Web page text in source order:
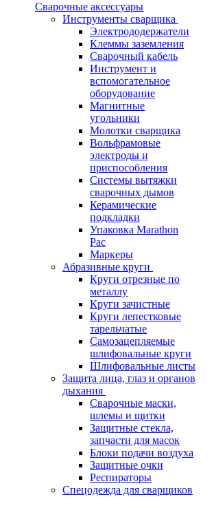
Сварочные аксессуары
Инструменты сварщика
Электрододержатели
Клеммы заземления
Сварочный кабель
Инструмент и
вспомогательное
оборудование
Магнитные
угольники
Молотки сварщика
Вольфрамовые
электроды и
приспособления
Системы вытяжки
сварочных дымов
Керамические
подкладки
Упаковка Marathon
Pac
Маркеры
Абразивные круги
Круги отрезные по
металлу
Круги зачистные
Круги лепестковые
тарельчатые
Самозацепляемые
шлифовальные круги
Шлифовальные листы
Защита лица, глаз и органов
дыхания
Сварочные маски,
шлемы и щитки
Защитные стекла,
запчасти для масок
Блоки подачи воздуха
Защитные очки
Респираторы
Спецодежда для сварщиков